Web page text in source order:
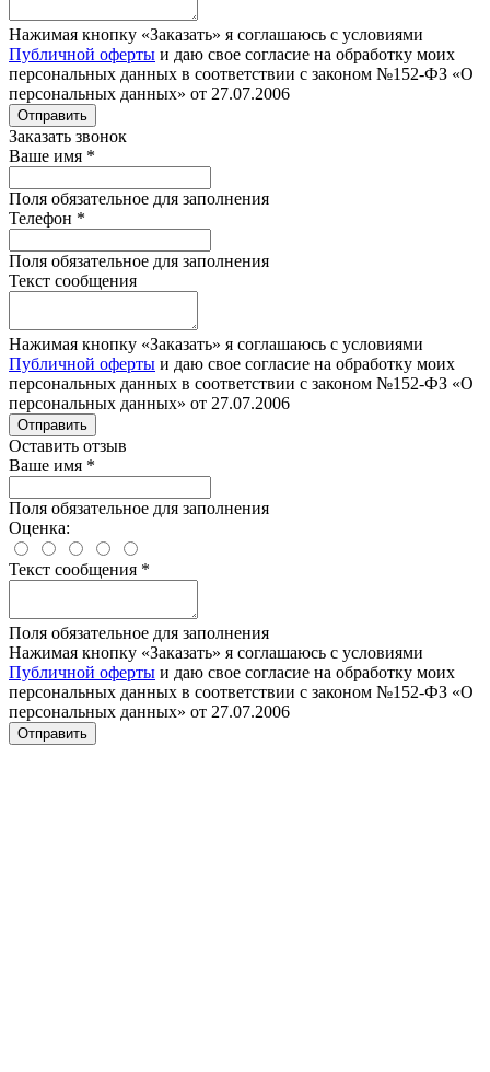
Нажимая кнопку «Заказать» я соглашаюсь с условиями
Публичной оферты и даю свое согласие на обработку моих
персональных данных в соответствии с законом №152-ФЗ «О
персональных данных» от 27.07.2006
Отправить
Заказать звонок
Ваше имя *
Поля обязательное для заполнения
Телефон *
Поля обязательное для заполнения
Текст сообщения
Нажимая кнопку «Заказать» я соглашаюсь с условиями
Публичной оферты и даю свое согласие на обработку моих
персональных данных в соответствии с законом №152-ФЗ «О
персональных данных» от 27.07.2006
Отправить
Оставить отзыв
Ваше имя *
Поля обязательное для заполнения
Оценка:
Текст сообщения *
Поля обязательное для заполнения
Нажимая кнопку «Заказать» я соглашаюсь с условиями
Публичной оферты и даю свое согласие на обработку моих
персональных данных в соответствии с законом №152-ФЗ «О
персональных данных» от 27.07.2006
Отправить